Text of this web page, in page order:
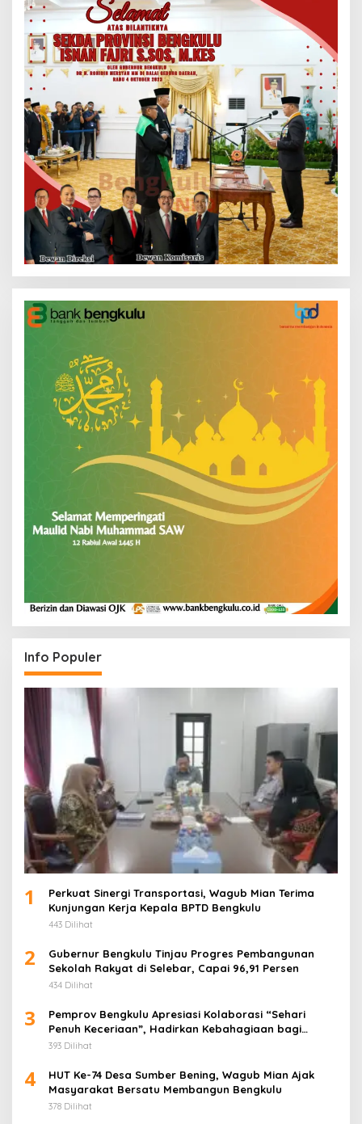
Info Populer
1
Perkuat Sinergi Transportasi, Wagub Mian Terima
Kunjungan Kerja Kepala BPTD Bengkulu
443 Dilihat
2
Gubernur Bengkulu Tinjau Progres Pembangunan
Sekolah Rakyat di Selebar, Capai 96,91 Persen
434 Dilihat
3
Pemprov Bengkulu Apresiasi Kolaborasi “Sehari
Penuh Keceriaan”, Hadirkan Kebahagiaan bagi
Puluhan Anak Panti Asuhan
393 Dilihat
4
HUT Ke-74 Desa Sumber Bening, Wagub Mian Ajak
Masyarakat Bersatu Membangun Bengkulu
378 Dilihat